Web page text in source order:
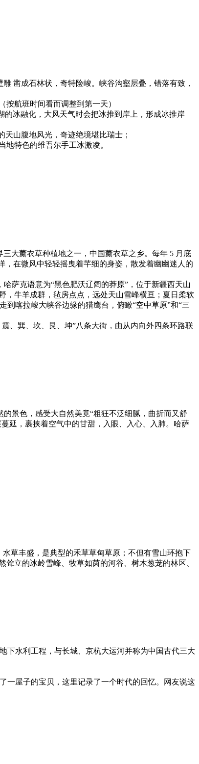
凿成石林状，奇特险峻。峡谷沟壑层叠，错落有致，
按航班时间看而调整到第一天）
的冰融化，大风天气时会把冰推到岸上，形成冰推岸
天山腹地风光，奇迹绝境堪比瑞士；
地特色的维吾尔手工冰激凌。
大薰衣草种植地之一，中国薰衣草之乡。每年 5 月底
在微风中轻轻摇曳着芊细的身姿，散发着幽幽迷人的
萨克语意为“黑色肥沃辽阔的莽原”，位于新疆西天山
牛羊成群，毡房点点，远处天山雪峰横亘；夏日柔软
喀拉峻大峡谷边缘的猎鹰台，俯瞰“空中草原”和“三
、巽、坎、艮、坤”八条大街，由从内向外四条环路联
景色，感受大自然美竟“粗狂不泛细腻，曲折而又舒
延，裹挟着空气中的甘甜，入眼、入心、入肺。哈萨
草丰盛，是典型的禾草草甸草原；不但有雪山环抱下
立的冰岭雪峰、牧草如茵的河谷、树木葱茏的林区、
下水利工程，与长城、京杭大运河并称为中国古代三大
一屋子的宝贝，这里记录了一个时代的回忆。网友说这